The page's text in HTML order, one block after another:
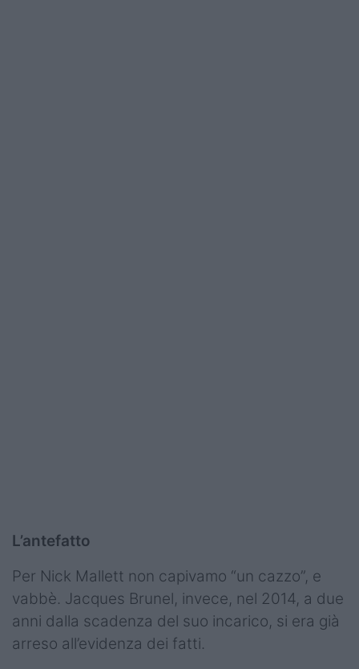
L’antefatto
Per Nick Mallett non capivamo “un cazzo”, e
vabbè. Jacques Brunel, invece, nel 2014, a due
anni dalla scadenza del suo incarico, si era già
arreso all’evidenza dei fatti.